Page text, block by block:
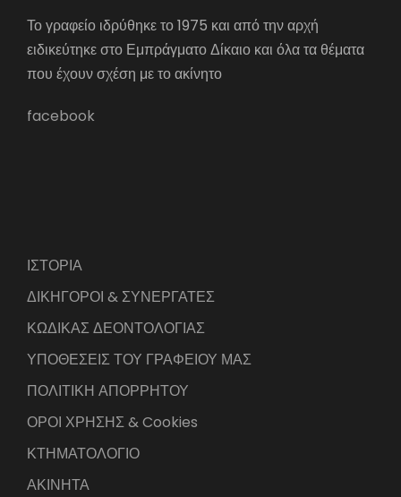
Το γραφείο ιδρύθηκε το 1975 και από την αρχή
ειδικεύτηκε στο Εμπράγματο Δίκαιο και όλα τα θέματα
που έχουν σχέση με το ακίνητο
facebook
ΙΣΤΟΡΙΑ
ΔΙΚΗΓΟΡΟΙ & ΣΥΝΕΡΓΑΤΕΣ
ΚΩΔΙΚΑΣ ΔΕΟΝΤΟΛΟΓΙΑΣ
ΥΠΟΘΕΣΕΙΣ ΤΟΥ ΓΡΑΦΕΙΟΥ ΜΑΣ
ΠΟΛΙΤΙΚΗ ΑΠΟΡΡΗΤΟΥ
ΟΡΟΙ ΧΡΗΣΗΣ & Cookies
ΚΤΗΜΑΤΟΛΟΓΙΟ
ΑΚΙΝΗΤΑ